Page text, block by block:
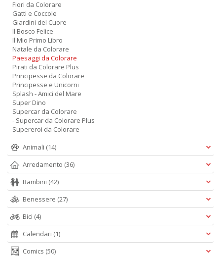
Fiori da Colorare
Gatti e Coccole
Giardini del Cuore
Il Bosco Felice
Il Mio Primo Libro
Natale da Colorare
Paesaggi da Colorare
Pirati da Colorare Plus
Principesse da Colorare
Principesse e Unicorni
Splash - Amici del Mare
Super Dino
Supercar da Colorare
- Supercar da Colorare Plus
Supereroi da Colorare
Animali (14)
Arredamento (36)
Bambini (42)
Benessere (27)
Bici (4)
Calendari (1)
Comics (50)